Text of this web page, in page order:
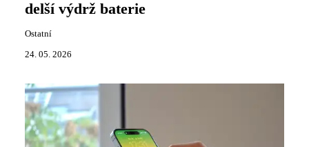
delší výdrž baterie
Ostatní
24. 05. 2026